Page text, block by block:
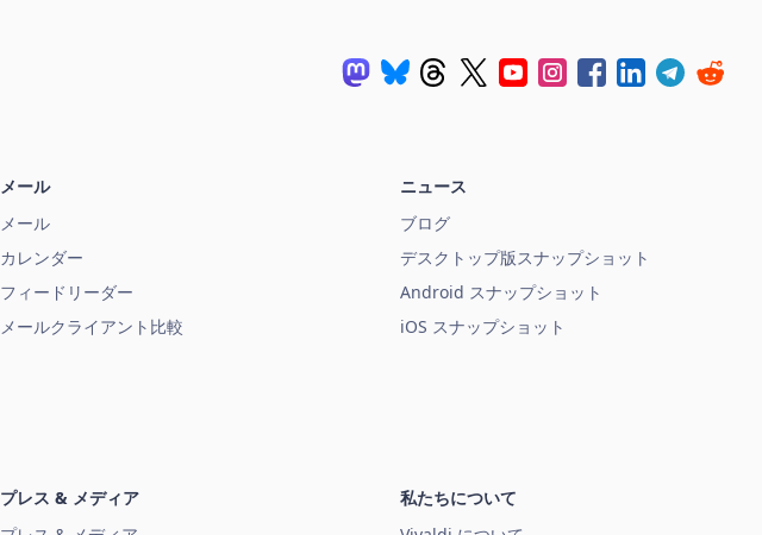
メール
メール
カレンダー
フィードリーダー
メールクライアント比較
ニュース
ブログ
デスクトップ版スナップショット
Android スナップショット
iOS スナップショット
プレス & メディア
私たちについて